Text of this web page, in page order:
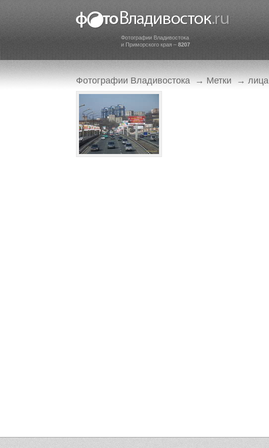
Фотографии Владивостока
и Приморского края – 8207
Фотографии Владивостока → Метки → лица